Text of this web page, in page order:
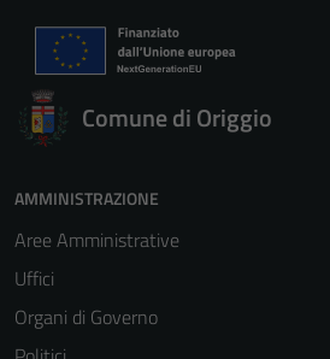
Comune di Origgio
AMMINISTRAZIONE
Aree Amministrative
Uffici
Organi di Governo